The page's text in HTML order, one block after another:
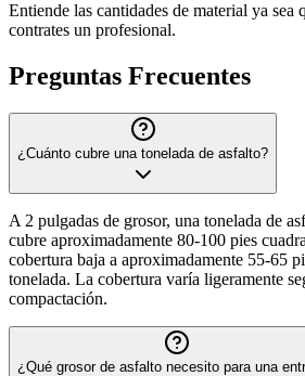
Entiende las cantidades de material ya sea
contrates un profesional.
Preguntas Frecuentes
¿Cuánto cubre una tonelada de asfalto?
A 2 pulgadas de grosor, una tonelada de
cubre aproximadamente 80-100 pies
cobertura baja a aproximadamente 55-65
tonelada. La cobertura varía ligeramente
compactación.
¿Qué grosor de asfalto necesito para una